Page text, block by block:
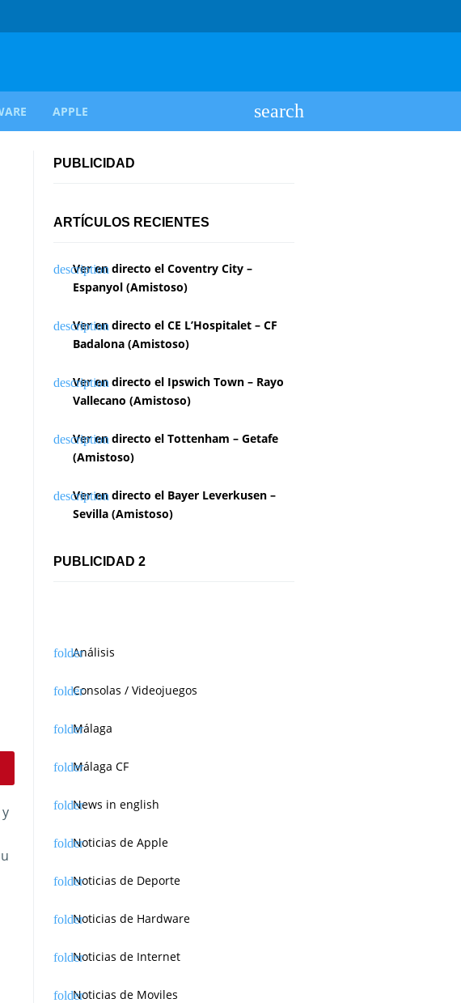
APPLE
PUBLICIDAD
ARTÍCULOS RECIENTES
Ver en directo el Coventry City –
Espanyol (Amistoso)
Ver en directo el CE L’Hospitalet – CF
Badalona (Amistoso)
Ver en directo el Ipswich Town – Rayo
Vallecano (Amistoso)
Ver en directo el Tottenham – Getafe
(Amistoso)
Ver en directo el Bayer Leverkusen –
Sevilla (Amistoso)
PUBLICIDAD 2
Análisis
Consolas / Videojuegos
Málaga
Málaga CF
News in english
Noticias de Apple
Noticias de Deporte
Noticias de Hardware
Noticias de Internet
Noticias de Moviles